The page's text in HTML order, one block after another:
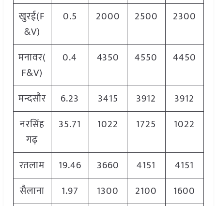
खुरई(F
&V)
0.5 2000 2500 2300
मनावर(
F&V)
0.4 4350 4550 4450
मन्दसौर 6.23 3415 3912
3912
नरसिंह
गढ़
35.71 1022 1725 1022
रतलाम 19.46 3660 4151
4151
सैलाना
1.97 1300 2100
1600